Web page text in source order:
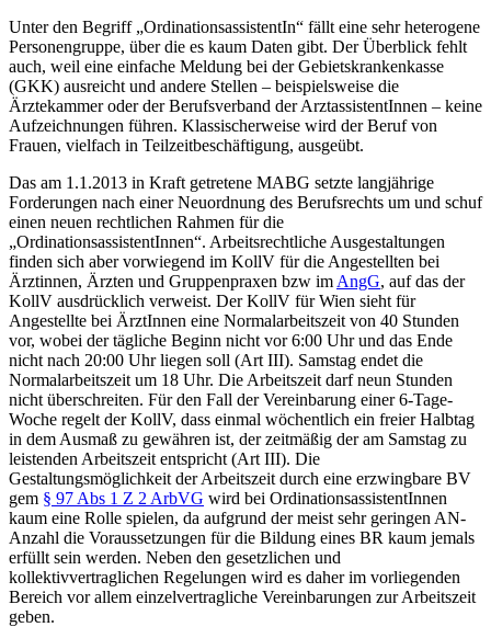
Unter den Begriff „OrdinationsassistentIn“ fällt eine sehr heterogene
Personengruppe, über die es kaum Daten gibt. Der Überblick fehlt
auch, weil eine einfache Meldung bei der Gebietskrankenkasse
(GKK) ausreicht und andere Stellen – beispielsweise die
Ärztekammer oder der Berufsverband der ArztassistentInnen – keine
Aufzeichnungen führen. Klassischerweise wird der Beruf von
Frauen, vielfach in Teilzeitbeschäftigung, ausgeübt.
Das am 1.1.2013 in Kraft getretene MABG setzte langjährige
Forderungen nach einer Neuordnung des Berufsrechts um und schuf
einen neuen rechtlichen Rahmen für die
„OrdinationsassistentInnen“. Arbeitsrechtliche Ausgestaltungen
finden sich aber vorwiegend im KollV für die Angestellten bei
Ärztinnen, Ärzten und Gruppenpraxen bzw im AngG, auf das der
KollV ausdrücklich verweist. Der KollV für Wien sieht für
Angestellte bei ÄrztInnen eine Normalarbeitszeit von 40 Stunden
vor, wobei der tägliche Beginn nicht vor 6:00 Uhr und das Ende
nicht nach 20:00 Uhr liegen soll (Art III). Samstag endet die
Normalarbeitszeit um 18 Uhr. Die Arbeitszeit darf neun Stunden
nicht überschreiten. Für den Fall der Vereinbarung einer 6-Tage-
Woche regelt der KollV, dass einmal wöchentlich ein freier Halbtag
in dem Ausmaß zu gewähren ist, der zeitmäßig der am Samstag zu
leistenden Arbeitszeit entspricht (Art III). Die
Gestaltungsmöglichkeit der Arbeitszeit durch eine erzwingbare BV
gem § 97 Abs 1 Z 2 ArbVG wird bei OrdinationsassistentInnen
kaum eine Rolle spielen, da aufgrund der meist sehr geringen AN-
Anzahl die Voraussetzungen für die Bildung eines BR kaum jemals
erfüllt sein werden. Neben den gesetzlichen und
kollektivvertraglichen Regelungen wird es daher im vorliegenden
Bereich vor allem einzelvertragliche Vereinbarungen zur Arbeitszeit
geben.